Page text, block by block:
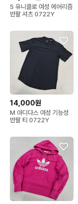
S 유니클로 여성 에어리즘
반팔 셔츠 0722Y
14,000원
M 아디다스 여성 기능성
반팔 티 0722Y